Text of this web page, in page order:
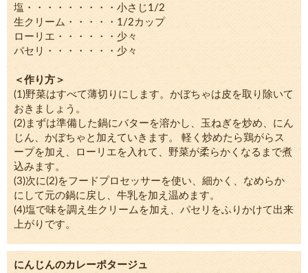
塩・・・・・・・・・小さじ1/2
生クリーム・・・・・1/2カップ
ローリエ・・・・・・少々
パセリ・・・・・・・少々
＜作り方＞
(1)野菜はすべて薄切りにします。かぼちゃは皮を取り除いて
おきましょう。
(2)まずは準備した鍋にバターを溶かし、玉ねぎを炒め、にん
じん、かぼちゃと加えていきます。 軽く炒めたら鶏がらス
ープを加え、ローリエを入れて、野菜が柔らかくなるまで煮
込みます。
(3)次に(2)をフードプロセッサーを使い、細かく、なめらか
にして元の鍋に戻し、牛乳を加え温めます。
(4)塩で味を調え生クリームを加え、パセリをふりかけて出来
上がりです。
にんじんのカレーポタージュ